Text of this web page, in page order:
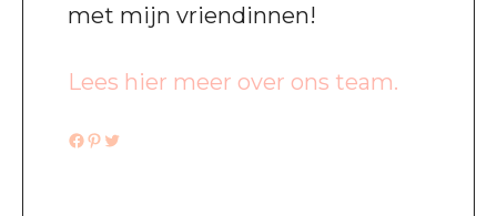
met mijn vriendinnen!
Lees hier meer over ons team.
Facebook
Pinterest
Twitter